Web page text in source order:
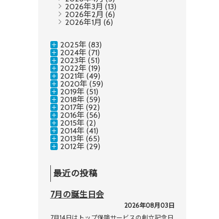
2026年3月 (13)
2026年2月 (6)
2026年1月 (6)
2025年 (83)
2024年 (71)
2023年 (51)
2022年 (19)
2021年 (49)
2020年 (59)
2019年 (51)
2018年 (59)
2017年 (92)
2016年 (56)
2015年 (2)
2014年 (41)
2013年 (65)
2012年 (29)
最近の投稿
7月の誕生日会
2026年08月03日